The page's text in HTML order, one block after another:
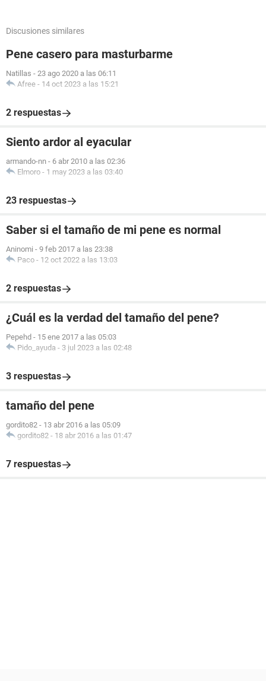
Discusiones similares
Pene casero para masturbarme
Natillas - 23 ago 2020 a las 06:11
Afree - 14 oct 2023 a las 15:21
2 respuestas
Siento ardor al eyacular
armando-nn - 6 abr 2010 a las 02:36
Elmoro - 1 may 2023 a las 03:40
23 respuestas
Saber si el tamaño de mi pene es normal
Aninomi - 9 feb 2017 a las 23:38
Paco - 12 oct 2022 a las 13:03
2 respuestas
¿Cuál es la verdad del tamaño del pene?
Pepehd - 15 ene 2017 a las 05:03
Pido_ayuda - 3 jul 2023 a las 02:48
3 respuestas
tamaño del pene
gordito82 - 13 abr 2016 a las 05:09
gordito82 - 18 abr 2016 a las 01:47
7 respuestas